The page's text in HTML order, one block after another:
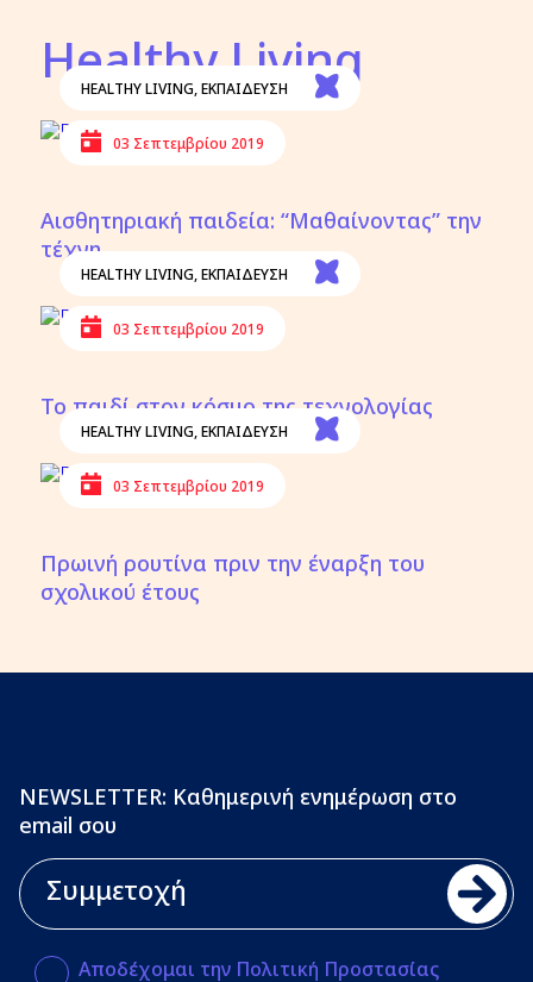
Healthy Living
HEALTHY LIVING,ΕΚΠΑΙΔΕΥΣΗ
03 Σεπτεμβρίου 2019
Αισθητηριακή παιδεία: “Μαθαίνοντας” την
τέχνη
HEALTHY LIVING,ΕΚΠΑΙΔΕΥΣΗ
03 Σεπτεμβρίου 2019
Το παιδί στον κόσμο της τεχνολογίας
HEALTHY LIVING,ΕΚΠΑΙΔΕΥΣΗ
03 Σεπτεμβρίου 2019
Πρωινή ρουτίνα πριν την έναρξη του
σχολικού έτους
NEWSLETTER: Καθημερινή ενημέρωση στο
email σου
Αποδέχομαι την Πολιτική Προστασίας